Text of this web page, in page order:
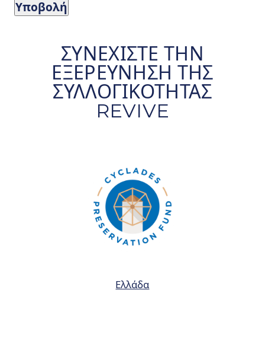
ΣΥΝΕΧΊΣΤΕ ΤΗΝ
ΕΞΕΡΕΎΝΗΣΗ ΤΗΣ
ΣΥΛΛΟΓΙΚΌΤΗΤΑΣ
REVIVE
Ελλάδα